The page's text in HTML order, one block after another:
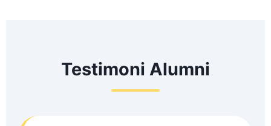
Testimoni Alumni